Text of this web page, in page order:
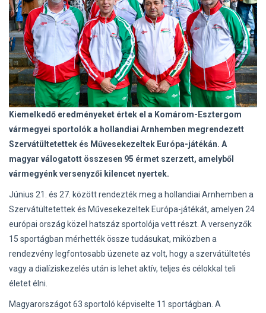
Kiemelkedő eredményeket értek el a Komárom-Esztergom
vármegyei sportolók a hollandiai Arnhemben megrendezett
Szervátültetettek és Művesekezeltek Európa-játékán. A
magyar válogatott összesen 95 érmet szerzett, amelyből
vármegyénk versenyzői kilencet nyertek.
Június 21. és 27. között rendezték meg a hollandiai Arnhemben a
Szervátültetettek és Művesekezeltek Európa-játékát, amelyen 24
európai ország közel hatszáz sportolója vett részt. A versenyzők
15 sportágban mérhették össze tudásukat, miközben a
rendezvény legfontosabb üzenete az volt, hogy a szervátültetés
vagy a dialíziskezelés után is lehet aktív, teljes és célokkal teli
életet élni.
Magyarországot 63 sportoló képviselte 11 sportágban. A